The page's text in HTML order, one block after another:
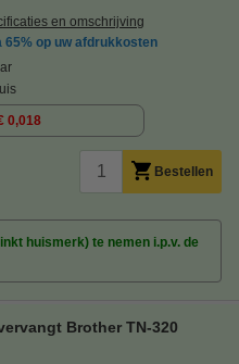
en omschrijving
65% op uw afdrukkosten
0,018
Bestellen
huismerk) te nemen i.p.v. de
Brother TN-320